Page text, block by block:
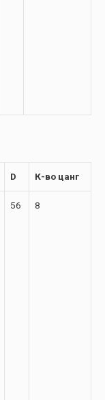
D К-во цанг
56 8